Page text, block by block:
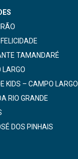
TAMANDARÉ
LARGO
KIDS – CAMPO LARGO
RIO GRANDE
DOS PINHAIS